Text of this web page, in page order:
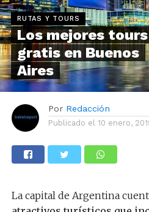
RUTAS Y TOURS
Los mejores tours
gratis en Buenos
Aires
Por Redacción
Publicado el 10 enero,
La capital de Argentina